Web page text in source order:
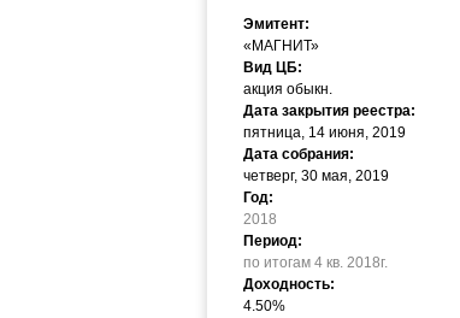
Эмитент:
«МАГНИТ»
Вид ЦБ:
акция обыкн.
Дата закрытия реестра:
пятница, 14 июня, 2019
Дата собрания:
четверг, 30 мая, 2019
Год:
2018
Период:
по итогам 4 кв. 2018г.
Доходность:
4.50%